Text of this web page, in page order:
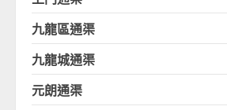
九龍區通渠
九龍城通渠
元朗通渠